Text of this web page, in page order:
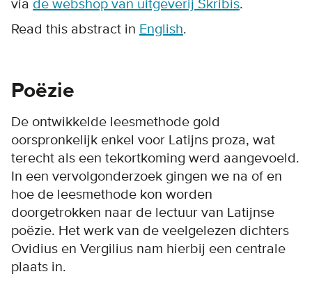
via de webshop van uitgeverij Skribis.
Read this abstract in English.
Poëzie
De ontwikkelde leesmethode gold
oorspronkelijk enkel voor Latijns proza, wat
terecht als een tekortkoming werd aangevoeld.
In een vervolgonderzoek gingen we na of en
hoe de leesmethode kon worden
doorgetrokken naar de lectuur van Latijnse
poëzie. Het werk van de veelgelezen dichters
Ovidius en Vergilius nam hierbij een centrale
plaats in.